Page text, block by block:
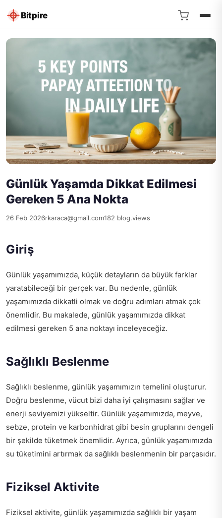
Bitpire
Günlük Yaşamda Dikkat Edilmesi
Gereken 5 Ana Nokta
26 Feb 2026rkaraca@gmail.com182 blog.views
Giriş
Günlük yaşamımızda, küçük detayların da büyük farklar
yaratabileceği bir gerçek var. Bu nedenle, günlük
yaşamımızda dikkatli olmak ve doğru adımları atmak çok
önemlidir. Bu makalede, günlük yaşamımızda dikkat
edilmesi gereken 5 ana noktayı inceleyeceğiz.
Sağlıklı Beslenme
Sağlıklı beslenme, günlük yaşamımızın temelini oluşturur.
Doğru beslenme, vücut bizi daha iyi çalışmasını sağlar ve
enerji seviyemizi yükseltir. Günlük yaşamımızda, meyve,
sebze, protein ve karbonhidrat gibi besin gruplarını dengeli
bir şekilde tüketmek önemlidir. Ayrıca, günlük yaşamımızda
su tüketimini artırmak da sağlıklı beslenmenin bir parçasıdır.
Fiziksel Aktivite
Fiziksel aktivite, günlük yaşamımızda sağlıklı bir yaşam